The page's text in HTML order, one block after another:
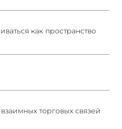
как пространство
торговых связей